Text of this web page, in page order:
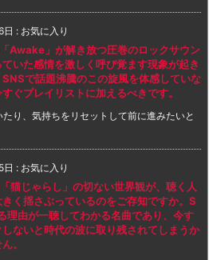
日 : お気に入り
Awake」が解き放つ圧巻のロックサウン
ていた感情を激しく呼び覚ます現象が起き
で話題沸騰のこの旋風を体感していな
ぐプレイリストに加えるべきです。
り、気持ちをリセットして前に進みたいと
日 : お気に入り
猫じゃらし」の切ない世界観が、聴く人
く揺さぶっているのをご存知ですか。S
理由が一聴してわかる名曲であり、今す
しないと時代の波に取り残されてしまうか
。